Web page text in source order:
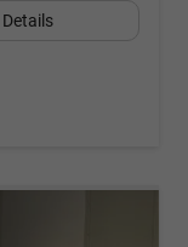
Details